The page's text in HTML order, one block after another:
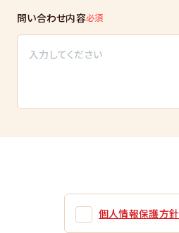
問い合わせ内容必須
個人情報保護方針